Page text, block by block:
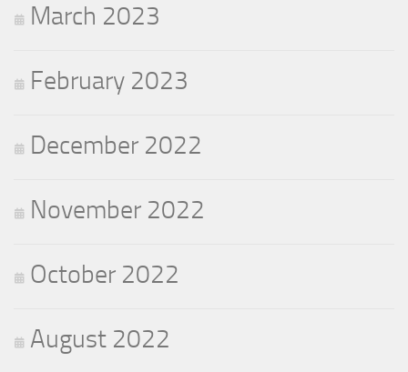
March 2023
February 2023
December 2022
November 2022
October 2022
August 2022